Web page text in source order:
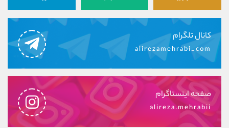
کانال تلگرام
alirezamehrabi_com
صفحه اینستاگرام
alireza.mehrabii